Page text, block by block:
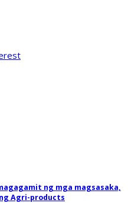
ng mga magsasaka,
Agri-products